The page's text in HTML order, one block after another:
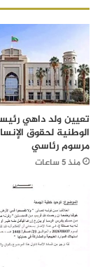
تعيين ولد داهي
الوطنية لحقوق
مرسوم رئاسي
منذ 5 ساعات